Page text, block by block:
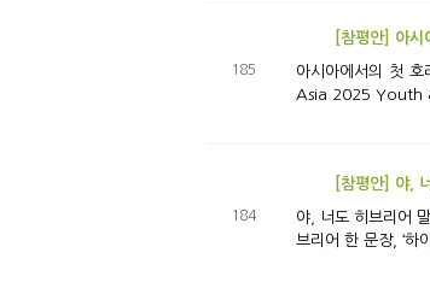
185
아시아에서의 첫 호라 Re:Think! 우리의 삶 속에서 복음을 다시 생각해 보자! 2025 호라 아시아 청소년 컨퍼런스 아시아에서 처음 열린 호라 청소년 컨
Asia 2025 Youth
184
야, 너도 히브리어 말할 수 있어! 히브리어 5주 특강 “야, 너도 히브리어 말할 수 있어!” 앞서 주일 예배 시